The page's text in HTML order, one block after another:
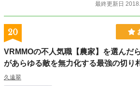
最終更新日
20
VRMMOの不人気職【農家】を選んだ
があらゆる敵を無力化する最強の切り
久遠翠